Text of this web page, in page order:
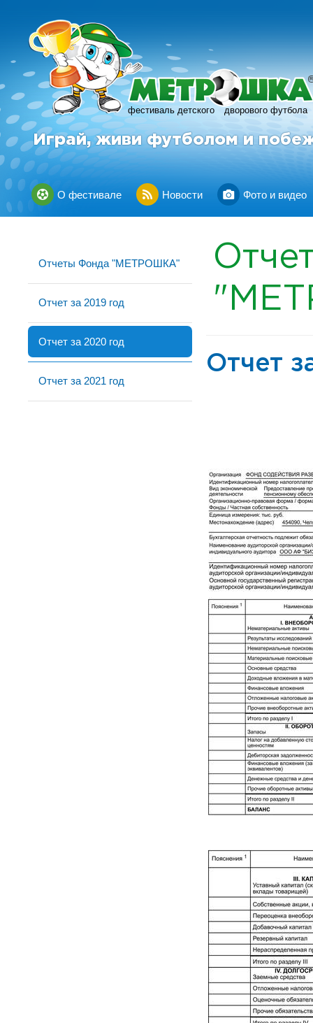
фестиваль детского дворового футбола
R
Играй, живи футболом и
О фестивале Новости Фото и видео
Отчеты Фонда "МЕТРОШКА"
Отчет за 2019 год
Отчет за 2020 год
Отчет за 2021 год
Отчет